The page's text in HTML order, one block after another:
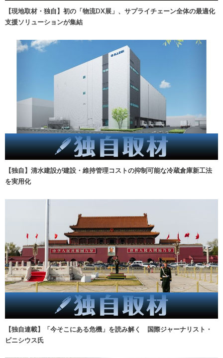
【現地取材・独自】初の「物流DX展」、サプライチェーン全体の最適化
支援ソリューションが集結
【独自】清水建設が建設・維持管理コストの抑制可能な冷蔵倉庫新工法
を実用化
【独自連載】「今そこにある危機」を読み解く 国際ジャーナリスト・
ビニシウス氏